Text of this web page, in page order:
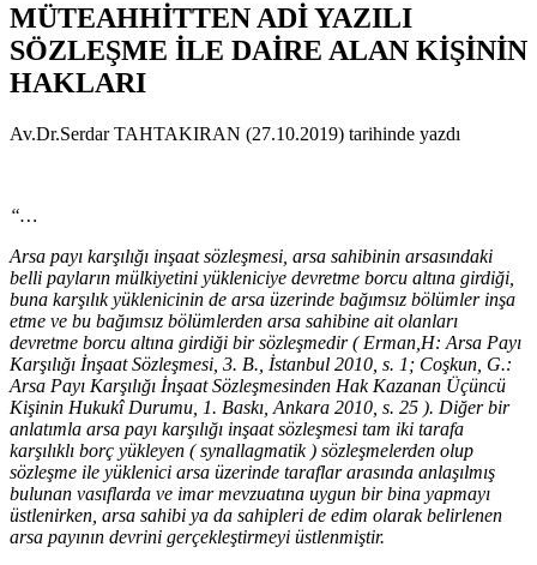
MÜTEAHHİTTEN ADİ YAZILI
SÖZLEŞME İLE DAİRE ALAN KİŞİNİN
HAKLARI
Av.Dr.Serdar TAHTAKIRAN (27.10.2019) tarihinde yazdı
“…
Arsa payı karşılığı inşaat sözleşmesi, arsa sahibinin arsasındaki
belli payların mülkiyetini yükleniciye devretme borcu altına girdiği,
buna karşılık yüklenicinin de arsa üzerinde bağımsız bölümler inşa
etme ve bu bağımsız bölümlerden arsa sahibine ait olanları
devretme borcu altına girdiği bir sözleşmedir ( Erman,H: Arsa Payı
Karşılığı İnşaat Sözleşmesi, 3. B., İstanbul 2010, s. 1; Coşkun, G.:
Arsa Payı Karşılığı İnşaat Sözleşmesinden Hak Kazanan Üçüncü
Kişinin Hukukî Durumu, 1. Baskı, Ankara 2010, s. 25 ). Diğer bir
anlatımla arsa payı karşılığı inşaat sözleşmesi tam iki tarafa
karşılıklı borç yükleyen ( synallagmatik ) sözleşmelerden olup
sözleşme ile yüklenici arsa üzerinde taraflar arasında anlaşılmış
bulunan vasıflarda ve imar mevzuatına uygun bir bina yapmayı
üstlenirken, arsa sahibi ya da sahipleri de edim olarak belirlenen
arsa payının devrini gerçekleştirmeyi üstlenmiştir.